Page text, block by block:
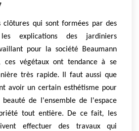
clôtures qui sont formées par des
explications des jardiniers
pour la société Beaumann
ces végétaux ont tendance à se
très rapide. Il faut aussi que
avoir un certain esthétisme pour
de l'ensemble de l'espace
tout entière. De ce fait, les
effectuer des travaux qui